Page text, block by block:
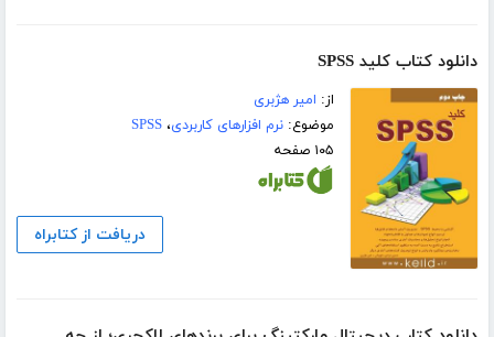
دانلود کتاب کلید SPSS
از: امیر هژبری
موضوع:نرم افزارهای کاربردی،SPSS
۱۰۵ صفحه
دریافت از کتابراه